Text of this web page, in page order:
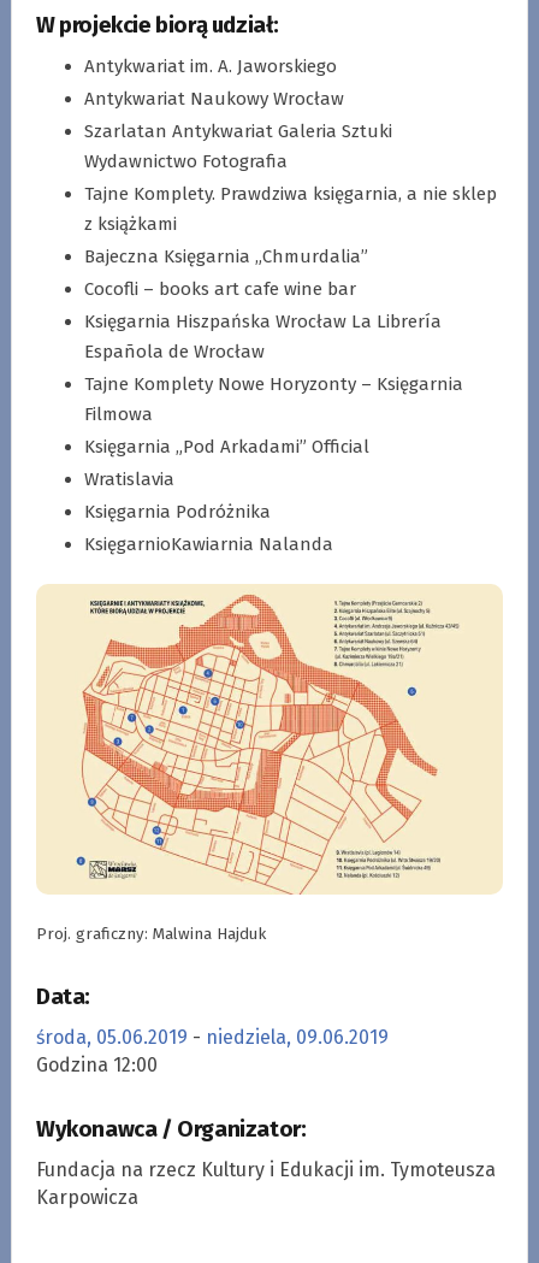
W projekcie biorą udział:
Antykwariat im. A. Jaworskiego
Antykwariat Naukowy Wrocław
Szarlatan Antykwariat Galeria Sztuki
Wydawnictwo Fotografia
Tajne Komplety. Prawdziwa księgarnia, a nie sklep
z książkami
Bajeczna Księgarnia „Chmurdalia”
Cocofli – books art cafe wine bar
Księgarnia Hiszpańska Wrocław La Librería
Española de Wrocław
Tajne Komplety Nowe Horyzonty – Księgarnia
Filmowa
Księgarnia „Pod Arkadami” Official
Wratislavia
Księgarnia Podróżnika
KsięgarnioKawiarnia Nalanda
Proj. graficzny: Malwina Hajduk
Data:
środa, 05.06.2019 - niedziela, 09.06.2019
Godzina 12:00
Wykonawca / Organizator:
Fundacja na rzecz Kultury i Edukacji im. Tymoteusza
Karpowicza